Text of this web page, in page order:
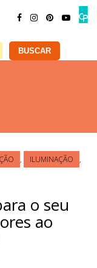
, ILUMINAÇÃO
,
o seu
ao